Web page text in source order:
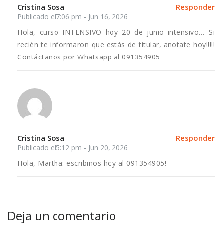
Responder
Cristina Sosa
Publicado el7:06 pm - Jun 16, 2026
Hola, curso INTENSIVO hoy 20 de junio intensivo… Si
recién te informaron que estás de titular, anotate hoy!!!!!
Contáctanos por Whatsapp al 091354905
Responder
Cristina Sosa
Publicado el5:12 pm - Jun 20, 2026
Hola, Martha: escribinos hoy al 091354905!
Deja un comentario